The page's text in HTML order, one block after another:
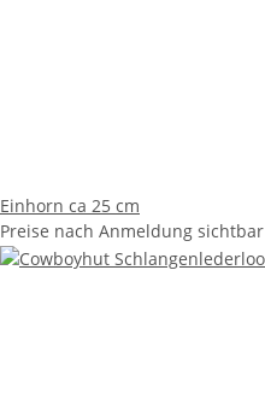
Einhorn ca 25 cm
Preise nach Anmeldung sichtbar